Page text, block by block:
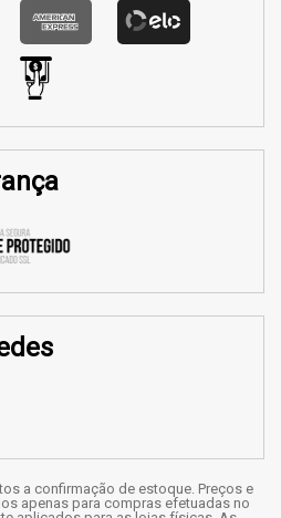
a confirmação de estoque. Preços e
apenas para compras efetuadas no